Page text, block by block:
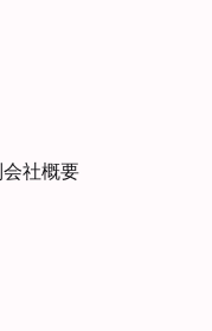
会社概要